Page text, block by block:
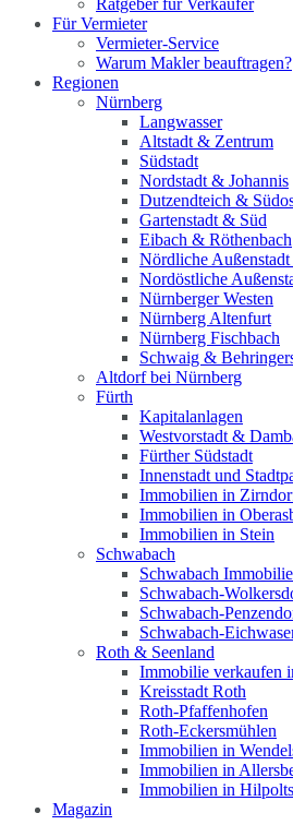
Ratgeber für Verkäufer
Für Vermieter
Vermieter-Service
Warum Makler beauftragen?
Regionen
Nürnberg
Langwasser
Altstadt & Zentrum
Südstadt
Nordstadt & Johannis
Dutzendteich &
Gartenstadt & Süd
Eibach & Röthenbach
Nördliche
Nordöstliche
Nürnberger Westen
Nürnberg Altenfurt
Nürnberg Fischbach
Schwaig &
Altdorf bei Nürnberg
Fürth
Kapitalanlagen
Westvorstadt &
Fürther Südstadt
Innenstadt und
Immobilien in
Immobilien in
Immobilien in Stein
Schwabach
Schwabach
Schwabach-
Schwabach-
Schwabach-
Roth & Seenland
Immobilie verkaufen
Kreisstadt Roth
Roth-Pfaffenhofen
Roth-Eckersmühlen
Immobilien in
Immobilien in
Immobilien in
Magazin